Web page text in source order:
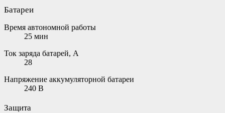
Батареи
Время автономной работы
25 мин
Ток заряда батарей, А
28
Напряжение аккумуляторной батареи
240 В
Защита